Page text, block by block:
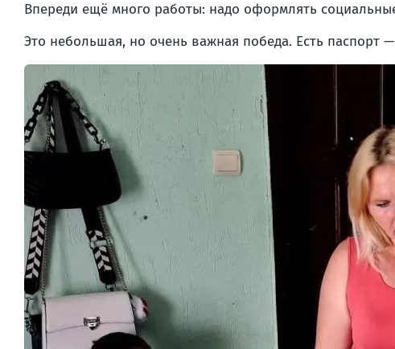
Впереди ещё много работы: надо оформлять
Это небольшая, но очень важная победа. Есть паспорт